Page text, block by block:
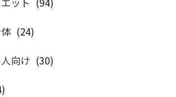
(24)
向け (30)